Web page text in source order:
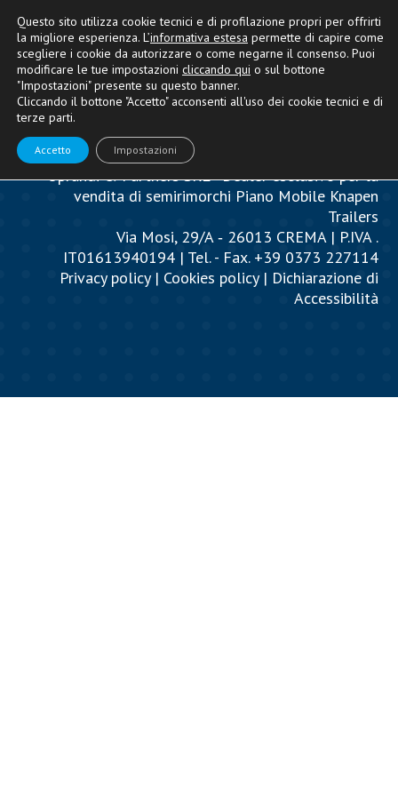
Oprandi & Partners SRL - Dealer esclusivo per la
vendita di semirimorchi Piano Mobile Knapen
Trailers
Via Mosi, 29/A ‐ 26013 CREMA | P.IVA .
IT01613940194 | Tel. - Fax. +39 0373 227114
Privacy policy| Cookies policy| Dichiarazione di
Accessibilità
Questo sito utilizza cookie tecnici e di profilazione propri per offrirti
la migliore esperienza. L’informativa estesa permette di capire come
scegliere i cookie da autorizzare o come negarne il consenso. Puoi
modificare le tue impostazioni cliccando qui o sul bottone
"Impostazioni" presente su questo banner.
Cliccando il bottone "Accetto" acconsenti all'uso dei cookie tecnici e di
terze parti.
Accetto Impostazioni